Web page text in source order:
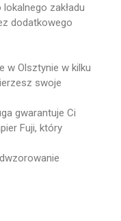
zakładu
dodatkowego
w Olsztynie w kilku
swoje
gwarantuje Ci
Fuji, który